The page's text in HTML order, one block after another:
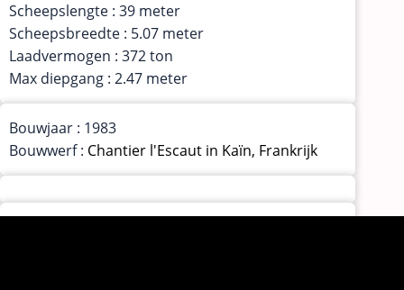
Scheepslengte : 39 meter
Scheepsbreedte : 5.07 meter
Laadvermogen : 372 ton
Max diepgang : 2.47 meter
Bouwjaar : 1983
Bouwwerf : Chantier l'Escaut in Kaïn, Frankrijk